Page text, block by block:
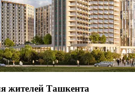
жителей Ташкента